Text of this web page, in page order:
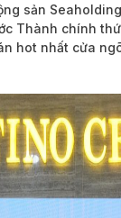
sản
Thành chính
hot nhất cửa